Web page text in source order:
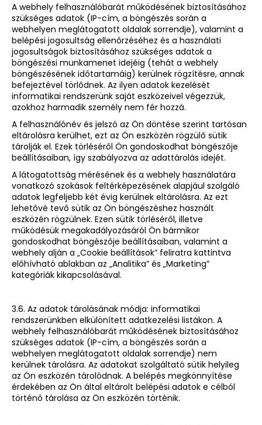
A webhely felhasználóbarát működésének biztosításához
szükséges adatok (IP-cím, a böngészés során a
webhelyen meglátogatott oldalak sorrendje), valamint a
belépési jogosultság ellenőrzéséhez és a használati
jogosultságok biztosításához szükséges adatok a
böngészési munkamenet idejéig (tehát a webhely
böngészésének időtartamáig) kerülnek rögzítésre, annak
befejeztével törlődnek. Az ilyen adatok kezelését
informatikai rendszerünk saját eszközeivel végezzük,
azokhoz harmadik személy nem fér hozzá.
A felhasználónév és jelszó az Ön döntése szerint tartósan
eltárolásra kerülhet, ezt az Ön eszközén rögzülő sütik
tárolják el. Ezek törléséről Ön gondoskodhat böngészője
beállításaiban, így szabályozva az adattárolás idejét.
A látogatottság mérésének és a webhely használatára
vonatkozó szokások feltérképezésének alapjául szolgáló
adatok legfeljebb két évig kerülnek eltárolásra. Az ezt
lehetővé tevő sütik az Ön böngészéshez használt
eszközén rögzülnek. Ezen sütik törléséről, illetve
működésük megakadályozásáról Ön bármikor
gondoskodhat böngészője beállításaiban, valamint a
webhely alján a „Cookie beállítások” feliratra kattintva
előhívható ablakban az „Analitika” és „Marketing”
kategóriák kikapcsolásával.
3.6. Az adatok tárolásának módja: informatikai
rendszerünkben elkülönített adatkezelési listákon. A
webhely felhasználóbarát működésének biztosításához
szükséges adatok (IP-cím, a böngészés során a
webhelyen meglátogatott oldalak sorrendje) nem
kerülnek tárolásra. Az adatokat szolgáltató sütik helyileg
az Ön eszközén tárolódnak. A belépés megkönnyítése
érdekében az Ön által eltárolt belépési adatok e célból
történő tárolása az Ön eszközén történik.